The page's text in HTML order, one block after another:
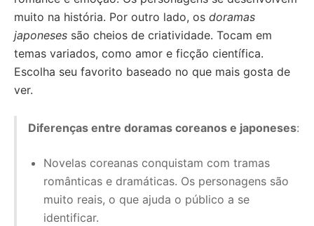
muito na história. Por outro lado, os doramas
japoneses são cheios de criatividade. Tocam em
temas variados, como amor e ficção científica.
Escolha seu favorito baseado no que mais gosta de
ver.
Diferenças entre doramas coreanos e japoneses:
Novelas coreanas conquistam com tramas
românticas e dramáticas. Os personagens são
muito reais, o que ajuda o público a se
identificar.